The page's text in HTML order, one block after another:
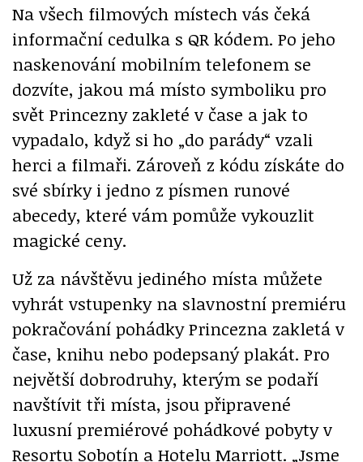
Na všech filmových místech vás čeká
informační cedulka s QR kódem. Po jeho
naskenování mobilním telefonem se
dozvíte, jakou má místo symboliku pro
svět Princezny zakleté v čase a jak to
vypadalo, když si ho „do parády“ vzali
herci a filmaři. Zároveň z kódu získáte do
své sbírky i jedno z písmen runové
abecedy, které vám pomůže vykouzlit
magické ceny.
Už za návštěvu jediného místa můžete
vyhrát vstupenky na slavnostní premiéru
pokračování pohádky Princezna zakletá v
čase, knihu nebo podepsaný plakát. Pro
největší dobrodruhy, kterým se podaří
navštívit tři místa, jsou připravené
luxusní premiérové pohádkové pobyty v
Resortu Sobotín a Hotelu Marriott. „Jsme